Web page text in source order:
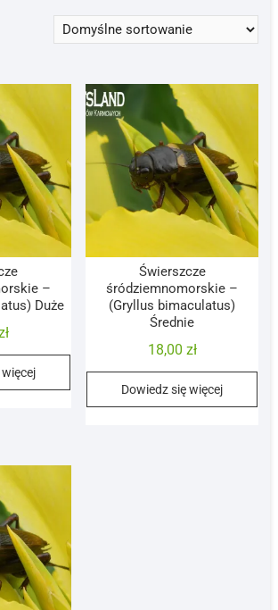
–
Duże
Świerszcze
śródziemnomorskie –
(Gryllus bimaculatus)
Średnie
18,00 zł
Dowiedz się więcej